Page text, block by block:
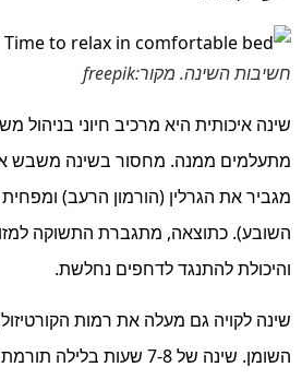
חשיבות השינה. מקור:freepik
שינה איכותית היא מרכיב חיוני בניהול
מתעלמים ממנה. מחסור בשינה משבש את
מגביר את הגרלין (הורמון הרעב)
השובע). כתוצאה, מתגברת התשוקה
והיכולת להתנגד לדחפים נחלשת.
שינה לקויה גם מעלה את רמות
השומן. שינה של 7-8 שעות